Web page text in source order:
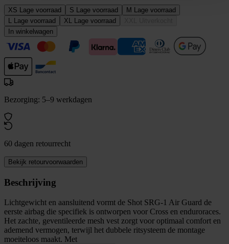
XS Lage voorraad S Lage voorraad M Lage voorraad
L Lage voorraad XL Lage voorraad
In winkelwagen
Bezorging: 5–9 werkdagen
60 dagen retourrecht
Bekijk retourvoorwaarden
Beschrijving
Lichtgewicht en aansluitend vormt de Shot SRG-1 Air Guard de
eerste airbag die specifiek is ontworpen voor Cross en enduroraces.
Het zachte, geventileerde mesh vest zorgt voor optimaal comfort en
ademend vermogen, terwijl het dubbele ritsysteem de montage
moeiteloos maakt. Met